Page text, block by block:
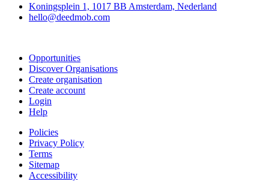
Koningsplein 1, 1017 BB Amsterdam, Nederland
hello@deedmob.com
Opportunities
Discover Organisations
Create organisation
Create account
Login
Help
Policies
Privacy Policy
Terms
Sitemap
Accessibility